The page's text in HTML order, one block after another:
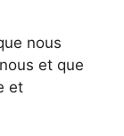
nous
et que
et